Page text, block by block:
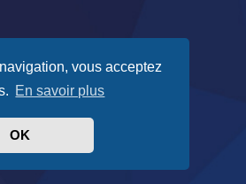
vous acceptez
En savoir plus
OK